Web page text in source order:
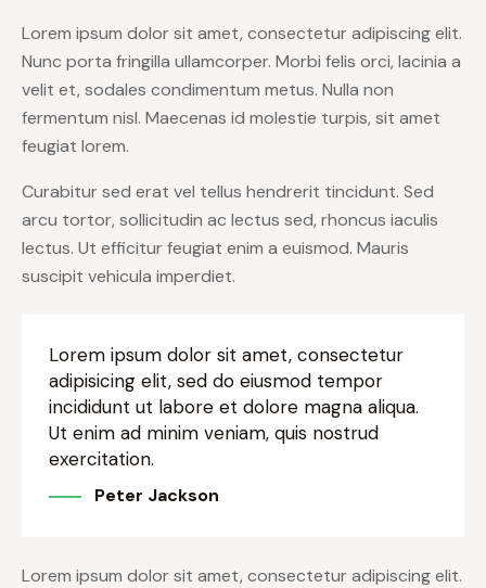
Lorem ipsum dolor sit amet, consectetur adipiscing elit.
Nunc porta fringilla ullamcorper. Morbi felis orci, lacinia a
velit et, sodales condimentum metus. Nulla non
fermentum nisl. Maecenas id molestie turpis, sit amet
feugiat lorem.
Curabitur sed erat vel tellus hendrerit tincidunt. Sed
arcu tortor, sollicitudin ac lectus sed, rhoncus iaculis
lectus. Ut efficitur feugiat enim a euismod. Mauris
suscipit vehicula imperdiet.
Lorem ipsum dolor sit amet, consectetur
adipisicing elit, sed do eiusmod tempor
incididunt ut labore et dolore magna aliqua.
Ut enim ad minim veniam, quis nostrud
exercitation.
Peter Jackson
Lorem ipsum dolor sit amet, consectetur adipiscing elit.